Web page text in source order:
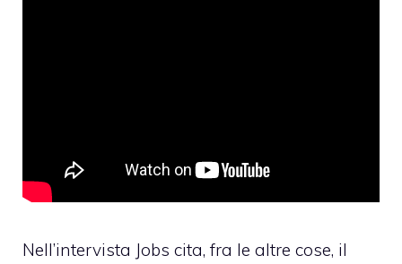
Nell’intervista Jobs cita, fra le altre cose, il